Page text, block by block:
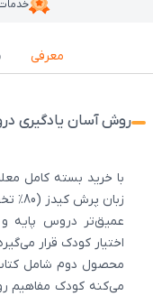
معرفی
روش آسان یادگیری
زبان
عمیق‌تر دروس پایه و
می‌کنه کودک مفاهیم